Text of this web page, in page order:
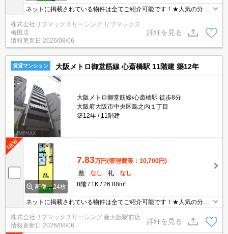
ネットに掲載されている物件は全てご紹介可能です！★人気の分譲
型マンション★初期費用クレジット決済可能★ご内覧可能です★な
んば・心斎橋徒歩圏内の好立地です★セキュリティ万全で一人暮ら
しにも安心♪
株式会社リブマックスリーシング リブマックス
梅田店
情報更新日 2026/08/06
詳細を見る
賃貸マンション 大阪メトロ御堂筋線 心斎橋駅 11階建 築12年
大阪メトロ御堂筋線/心斎橋駅 徒歩8分
大阪府大阪市中央区島之内１丁目
築12年
11階建
画像：24枚
7.83万円(管理費等：10,700円)
敷
なし 礼
なし
8階
1K 26.88m²
ネットに掲載されている物件は全てご紹介可能です！★人気の分譲
型マンション★初期費用クレジット決済可能★敷金礼金0円で初期
費用を抑えてのお引越しが可能です♪南向きで日当たり眺望良好です
♪
株式会社リブマックスリーシング 新大阪駅前店
情報更新日 2026/08/06
詳細を見る